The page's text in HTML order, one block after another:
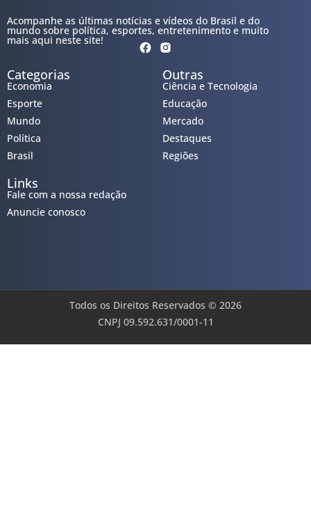
Acompanhe as últimas notícias e vídeos do Brasil e do
mundo sobre política, esportes, entretenimento e muito
mais aqui neste site!
Categorias
Economia
Esporte
Mundo
Política
Brasil
Outras
Ciência e Tecnologia
Educação
Mercado
Destaques
Regiões
Links
Fale com a nossa redação
Anuncie conosco
Todos os Direitos Reservados © 2026
CNPJ 09.592.631/0001-11